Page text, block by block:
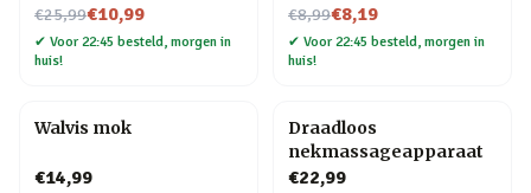
€25,99
Nu voor€10,99
✔ Voor 22:45 besteld, morgen in
huis!
€8,99
Nu voor€8,19
✔ Voor 22:45 besteld, morgen in
huis!
Walvis mok
€14,99
Draadloos
nekmassageapparaat
€22,99